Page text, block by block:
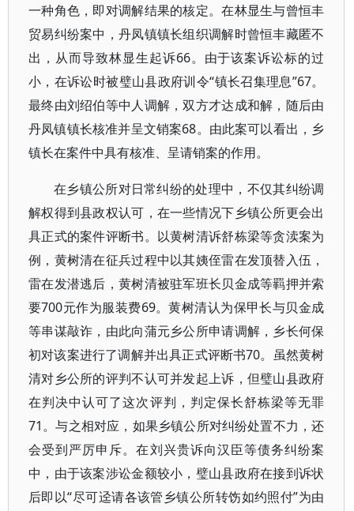
一种角色，即对调解结果的核定。在林显生与曾恒丰
贸易纠纷案中，丹凤镇镇长组织调解时曾恒丰藏匿不
出，从而导致林显生起诉66。由于该案诉讼标的过
小，在诉讼时被璧山县政府训令“镇长召集理息”67。
最终由刘绍伯等中人调解，双方才达成和解，随后由
丹凤镇镇长核准并呈文销案68。由此案可以看出，乡
镇长在案件中具有核准、呈请销案的作用。
在乡镇公所对日常纠纷的处理中，不仅其纠纷调
解权得到县政权认可，在一些情况下乡镇公所更会出
具正式的案件评断书。以黄树清诉舒栋梁等贪渎案为
例，黄树清在征兵过程中以其姨侄雷在发顶替入伍，
雷在发潜逃后，黄树清被驻军班长贝金成等羁押并索
要700元作为服装费69。黄树清认为保甲长与贝金成
等串谋敲诈，由此向蒲元乡公所申请调解，乡长何保
初对该案进行了调解并出具正式评断书70。虽然黄树
清对乡公所的评判不认可并发起上诉，但璧山县政府
在判决中认可了这次评判，判定保长舒栋梁等无罪
71。与之相对应，如果乡镇公所对纠纷处置不力，还
会受到严厉申斥。在刘兴贵诉向汉臣等债务纠纷案
中，由于该案涉讼金额较小，璧山县政府在接到诉状
后即以“尽可迳请各该管乡镇公所转饬如约照付”为由